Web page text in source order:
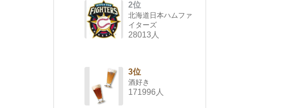
2位
北海道日本ハムファ
イターズ
28013人
3位
酒好き
171996人